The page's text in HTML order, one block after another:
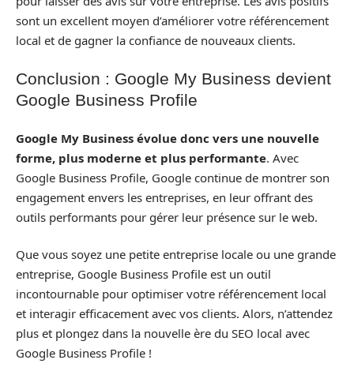
sont un excellent moyen d’améliorer votre référencement
local et de gagner la confiance de nouveaux clients.
Conclusion : Google My Business devient
Google Business Profile
Google My Business évolue donc vers une nouvelle
forme, plus moderne et plus performante. Avec
Google Business Profile, Google continue de montrer son
engagement envers les entreprises, en leur offrant des
outils performants pour gérer leur présence sur le web.
Que vous soyez une petite entreprise locale ou une grande
entreprise, Google Business Profile est un outil
incontournable pour optimiser votre référencement local
et interagir efficacement avec vos clients. Alors, n’attendez
plus et plongez dans la nouvelle ère du SEO local avec
Google Business Profile !